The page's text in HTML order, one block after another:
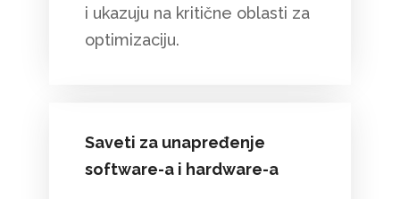
i ukazuju na kritične oblasti za
optimizaciju.
Saveti za unapređenje
software-a i hardware-a